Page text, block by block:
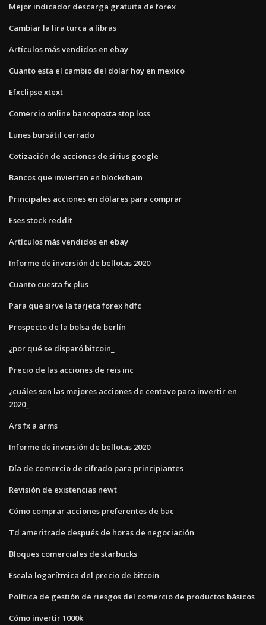
Mejor indicador descarga gratuita de forex
Cambiar la lira turca a libras
Artículos más vendidos en ebay
Cuanto esta el cambio del dolar hoy en mexico
Efxclipse xtext
Comercio online bancoposta stop loss
Lunes bursátil cerrado
Cotización de acciones de sirius google
Bancos que invierten en blockchain
Principales acciones en dólares para comprar
Eses stock reddit
Artículos más vendidos en ebay
Informe de inversión de bellotas 2020
Cuanto cuesta fx plus
Para que sirve la tarjeta forex hdfc
Prospecto de la bolsa de berlín
¿por qué se disparó bitcoin_
Precio de las acciones de reis inc
¿cuáles son las mejores acciones de centavo para invertir en
2020_
Ars fx a arms
Informe de inversión de bellotas 2020
Día de comercio de cifrado para principiantes
Revisión de existencias newt
Cómo comprar acciones preferentes de bac
Td ameritrade después de horas de negociación
Bloques comerciales de starbucks
Escala logarítmica del precio de bitcoin
Política de gestión de riesgos del comercio de productos básicos
Cómo invertir 1000k